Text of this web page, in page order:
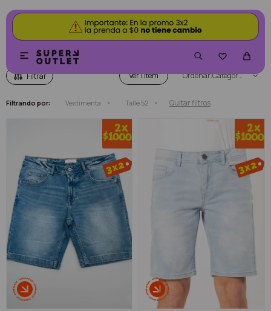


Ver Categoría
Filtrando por: Vestimenta Talle 52 Quitar filtros